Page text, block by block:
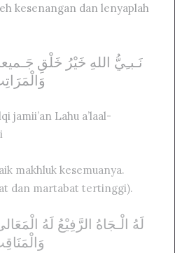
kesenangan dan lenyaplah
ﻧَـﺒـِﻲُّ ﺍﻟﻠﻪِ ﺧَﻴْﺮُ ﺧَﻠْﻖِ
jamii’an Lahu a’laal-
makhluk kesemuanya.
dan martabat tertinggi).
ﻟَﻪُ ﺍﻟْـﺠَﺎﻩُ ﺍﻟﺮَّﻓِﻴْﻊُ ﻟَﻪُ